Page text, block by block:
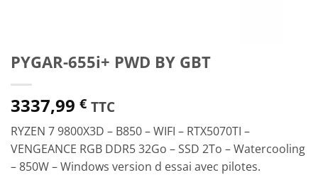
PYGAR-655i+ PWD BY GBT
3337,99 € TTC
RYZEN 7 9800X3D – B850 – WIFI – RTX5070TI –
VENGEANCE RGB DDR5 32Go – SSD 2To – Watercooling
– 850W – Windows version d essai avec pilotes.